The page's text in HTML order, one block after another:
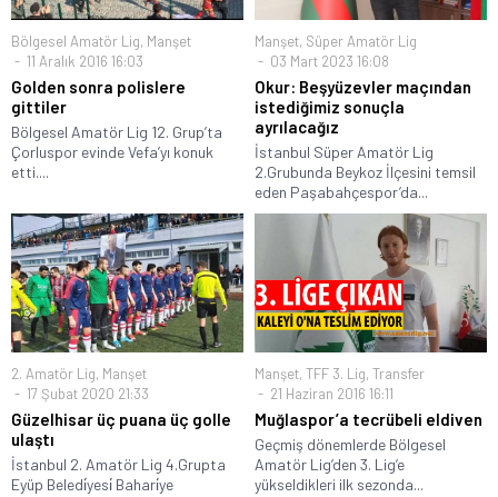
Bölgesel Amatör Lig, Manşet
11 Aralık 2016 16:03
Golden sonra polislere
gittiler
Bölgesel Amatör Lig 12. Grup’ta
Çorluspor evinde Vefa’yı konuk
etti....
Manşet, Süper Amatör Lig
03 Mart 2023 16:08
Okur: Beşyüzevler maçından
istediğimiz sonuçla
ayrılacağız
İstanbul Süper Amatör Lig
2.Grubunda Beykoz İlçesini temsil
eden Paşabahçespor’da...
2. Amatör Lig, Manşet
17 Şubat 2020 21:33
Güzelhisar üç puana üç golle
ulaştı
İstanbul 2. Amatör Lig 4.Grupta
Eyüp Beledi̇yesi̇ Bahari̇ye
Manşet, TFF 3. Lig, Transfer
21 Haziran 2016 16:11
Muğlaspor’a tecrübeli eldiven
Geçmiş dönemlerde Bölgesel
Amatör Lig’den 3. Lig’e
yükseldikleri ilk sezonda...